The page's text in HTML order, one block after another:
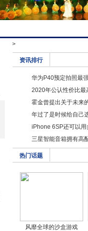
>
资讯排行
华为P40预定拍照最
2020年公认性价比最
霍金曾提出关于未来
年过了是时候给自己
iPhone 6SP还可以用
三星智能音箱拥有高
热门话题
风靡全球的沙盒游戏